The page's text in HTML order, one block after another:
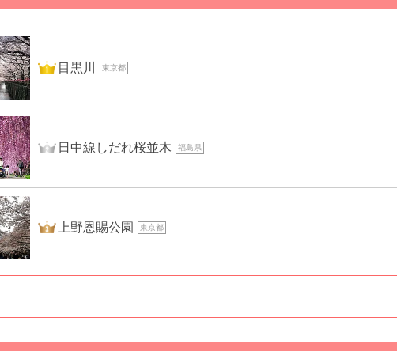
1位 目黒川 東京都
2位 日中線しだれ桜並木 福島県
3位 上野恩賜公園 東京都